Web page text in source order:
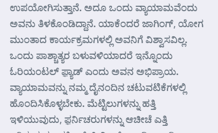
ಉಪಯೋಗಿಸುತ್ತಾನೆ. ಅದೂ ಒಂದು ವ್ಯಾಯಾಮವೆಂದು
ಅವನು ತಿಳಕೊಂಡಿದ್ದಾನೆ. ಯಾಕೆಂದರೆ ಜಾಗಿಂಗ್, ಯೋಗ
ಮುಂತಾದ ಕಾರ್ಯಕ್ರಮಗಳಲ್ಲಿ ಅವನಿಗೆ ವಿಶ್ವಾಸವಿಲ್ಲ.
ಒಂದು ಪಾಶ್ಚಾತ್ಯರ ಬಳುವಳಿಯಾದರೆ ಇನ್ನೊಂದು
ಓರಿಯಂಟಲ್ ಫ಼್ಯಾಡ್ ಎಂದು ಅವನ ಅಭಿಪ್ರಾಯ.
ವ್ಯಾಯಾಮವನ್ನು ನಮ್ಮ ದೈನಂದಿನ ಚಟುವಟಿಕೆಗಳಲ್ಲಿ
ಹೊಂದಿಸಿಕೊಳ್ಳಬೇಕು. ಮೆಟ್ಟಿಲುಗಳನ್ನು ಹತ್ತಿ
ಇಳಿಯುವುದು, ಫ಼ರ್ನಿಚರುಗಳನ್ನು ಆಚೀಚೆ ಎತ್ತಿ